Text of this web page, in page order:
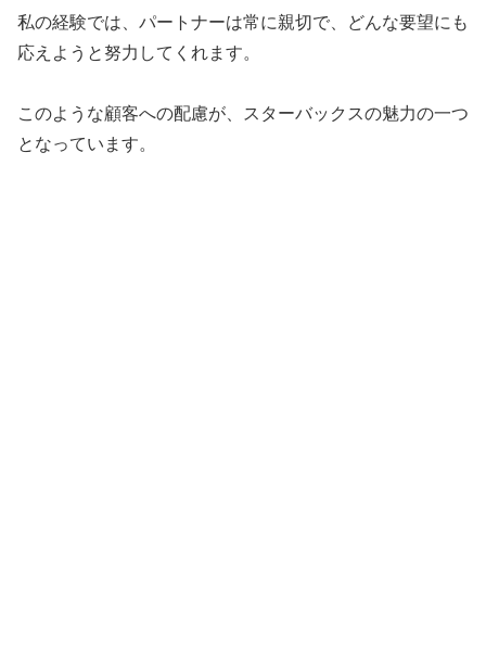
私の経験では、パートナーは常に親切で、どんな要望にも
応えようと努力してくれます。
このような顧客への配慮が、スターバックスの魅力の一つ
となっています。